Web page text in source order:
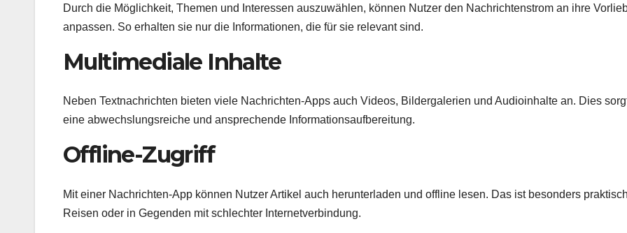
Durch die Möglichkeit, Themen und Interessen auszuwählen, können Nutzer den Nachrichtenstrom an ihre
anpassen. So erhalten sie nur die Informationen, die für sie relevant sind.
Multimediale Inhalte
Neben Textnachrichten bieten viele Nachrichten-Apps auch Videos, Bildergalerien und Audioinhalte an. Dies
eine abwechslungsreiche und ansprechende Informationsaufbereitung.
Offline-Zugriff
Mit einer Nachrichten-App können Nutzer Artikel auch herunterladen und offline lesen. Das ist besonders
Reisen oder in Gegenden mit schlechter Internetverbindung.